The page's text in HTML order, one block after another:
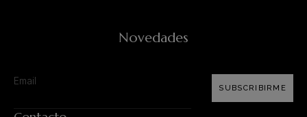
Novedades
SUBSCRIBIRME